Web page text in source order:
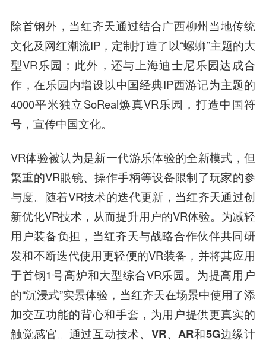
除首钢外，当红齐天通过结合广西柳州当地传统
文化及网红潮流IP，定制打造了以“螺蛳”主题的大
型VR乐园；此外，还与上海迪士尼乐园达成合
作，在乐园内增设以中国经典IP西游记为主题的
4000平米独立SoReal焕真VR乐园，打造中国符
号，宣传中国文化。
VR体验被认为是新一代游乐体验的全新模式，但
繁重的VR眼镜、操作手柄等设备限制了玩家的参
与度。随着VR技术的迭代更新，当红齐天通过创
新优化VR技术，从而提升用户的VR体验。为减轻
用户装备负担，当红齐天与战略合作伙伴共同研
发和不断迭代使用更轻便的VR装备，并将其应用
于首钢1号高炉和大型综合VR乐园。为提高用户
的“沉浸式”实景体验，当红齐天在场景中使用了添
加交互功能的背心和手套，为用户提供更真实的
触觉感官。 通过互动技术、VR、AR和5G边缘计